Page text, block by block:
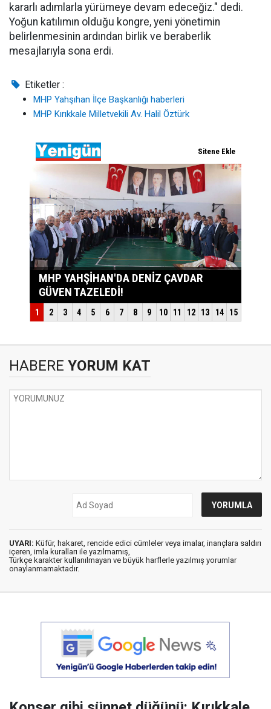
kararlı adımlarla yürümeye devam edeceğiz." dedi.
Yoğun katılımın olduğu kongre, yeni yönetimin
belirlenmesinin ardından birlik ve beraberlik
mesajlarıyla sona erdi.
Etiketler :
MHP Yahşıhan İlçe Başkanlığı haberleri
MHP Kırıkkale Milletvekili Av. Halil Öztürk
HABERE YORUM KAT
UYARI: Küfür, hakaret, rencide edici cümleler veya imalar, inançlara saldırı
içeren, imla kuralları ile yazılmamış,
Türkçe karakter kullanılmayan ve büyük harflerle yazılmış yorumlar
onaylanmamaktadır.